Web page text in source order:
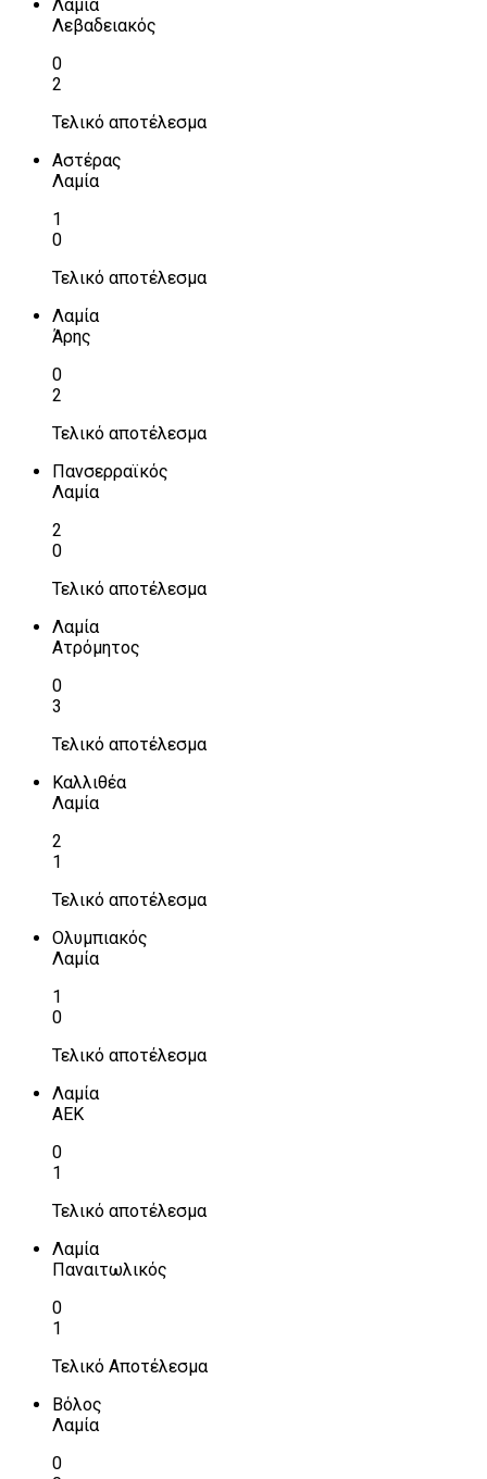
Λαμία
Λεβαδειακός
0
2
Τελικό αποτέλεσμα
Αστέρας
Λαμία
1
0
Τελικό αποτέλεσμα
Λαμία
Άρης
0
2
Τελικό αποτέλεσμα
Πανσερραϊκός
Λαμία
2
0
Τελικό αποτέλεσμα
Λαμία
Ατρόμητος
0
3
Τελικό αποτέλεσμα
Καλλιθέα
Λαμία
2
1
Τελικό αποτέλεσμα
Ολυμπιακός
Λαμία
1
0
Τελικό αποτέλεσμα
Λαμία
ΑΕΚ
0
1
Τελικό αποτέλεσμα
Λαμία
Παναιτωλικός
0
1
Τελικό Αποτέλεσμα
Βόλος
Λαμία
0